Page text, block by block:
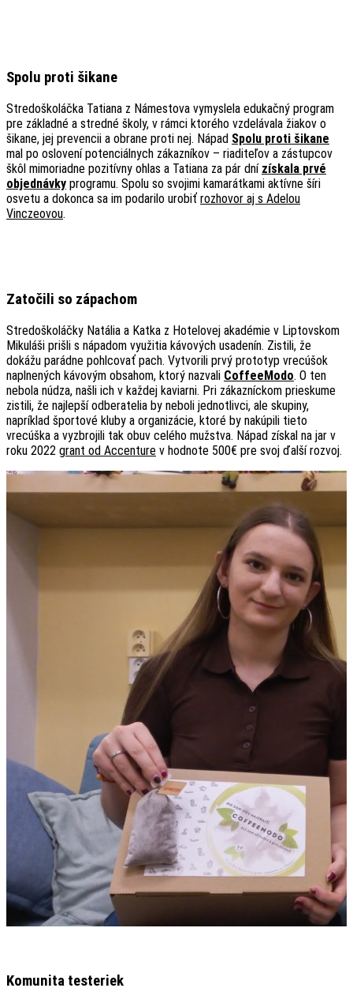
Spolu proti šikane
Stredoškoláčka Tatiana z Námestova vymyslela edukačný program
pre základné a stredné školy, v rámci ktorého vzdelávala žiakov o
šikane, jej prevencii a obrane proti nej. Nápad Spolu proti šikane
mal po oslovení potenciálnych zákazníkov – riaditeľov a zástupcov
škôl mimoriadne pozitívny ohlas a Tatiana za pár dní získala prvé
objednávky programu. Spolu so svojimi kamarátkami aktívne šíri
osvetu a dokonca sa im podarilo urobiť rozhovor aj s Adelou
Vinczeovou.
Zatočili so zápachom
Stredoškoláčky Natália a Katka z Hotelovej akadémie v Liptovskom
Mikuláši prišli s nápadom využitia kávových usadenín. Zistili, že
dokážu parádne pohlcovať pach. Vytvorili prvý prototyp vrecúšok
naplnených kávovým obsahom, ktorý nazvali CoffeeModo. O ten
nebola núdza, našli ich v každej kaviarni. Pri zákazníckom prieskume
zistili, že najlepší odberatelia by neboli jednotlivci, ale skupiny,
napríklad športové kluby a organizácie, ktoré by nakúpili tieto
vrecúška a vyzbrojili tak obuv celého mužstva. Nápad získal na jar v
roku 2022 grant od Accenture v hodnote 500€ pre svoj ďalší rozvoj.
Komunita testeriek